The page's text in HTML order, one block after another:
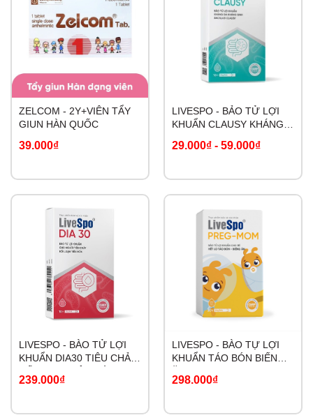
ZELCOM - 2Y+VIÊN TẨY
GIUN HÀN QUỐC
39.000₫
LIVESPO - BẢO TỬ LỢI
KHUẨN CLAUSY KHÁNG
BACILLUS CLAUSII
29.000₫ - 59.000₫
LIVESPO - BÀO TỬ LỢI
KHUẨN DIA30 TIÊU CHẢY
239.000₫
LIVESPO - BÀO TỰ LỢI
KHUẨN TÁO BÓN BIẾNG
298.000₫